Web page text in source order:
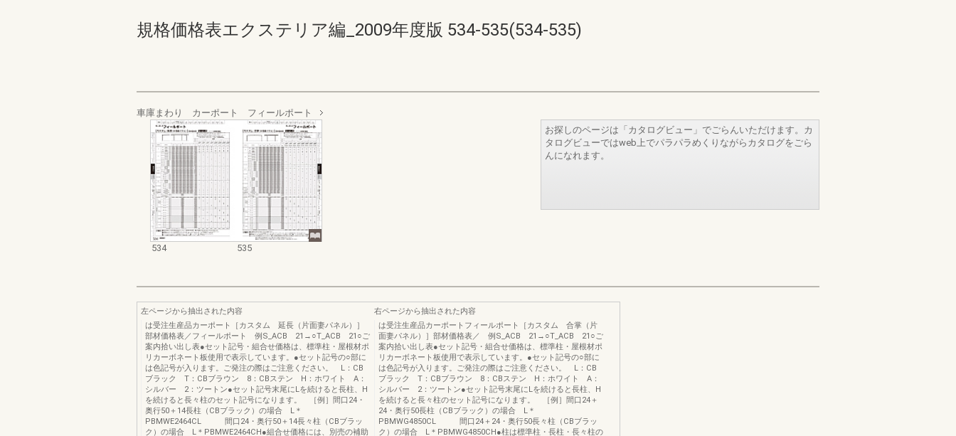
規格価格表エクステリア編_2009年度版 534-535(534-535)
車庫まわり カーポート フィールポート
534 535
お探しのページは「カタログビュー」でごらんいただけます。カ
タログビューではweb上でパラパラめくりながらカタログをごら
んになれます。
左ページから抽出された内容
は受注生産品カーポート［カスタム 延長（片面妻パネル）］
部材価格表／フィールポート 例S_ACB 21→○T_ACB 21○ご
案内拾い出し表●セット記号・組合せ価格は、標準柱・屋根材ポ
リカーボネート板使用で表示しています。●セット記号の○部に
は色記号が入ります。ご発注の際はご注意ください。 L：CB
ブラック T：CBブラウン 8：CBステン H：ホワイト A：
シルバー 2：ツートン●セット記号末尾にLを続けると長柱、H
を続けると長々柱のセット記号になります。 ［例］間口24・
奥行50＋14長柱（CBブラック）の場合 L＊
PBMWE2464CL 間口24・奥行50＋14長々柱（CBブラッ
ク）の場合 L＊PBMWE2464CH●組合せ価格には、別売の補助
右ページから抽出された内容
は受注生産品カーポートフィールポート［カスタム 合掌（片
面妻パネル）］部材価格表／ 例S_ACB 21→○T_ACB 21○ご
案内拾い出し表●セット記号・組合せ価格は、標準柱・屋根材ポ
リカーボネート板使用で表示しています。●セット記号の○部に
は色記号が入ります。ご発注の際はご注意ください。 L：CB
ブラック T：CBブラウン 8：CBステン H：ホワイト A：
シルバー 2：ツートン●セット記号末尾にLを続けると長柱、H
を続けると長々柱のセット記号になります。 ［例］間口24＋
24・奥行50長柱（CBブラック）の場合 L＊
PBMWG4850CL 間口24＋24・奥行50長々柱（CBブラッ
ク）の場合 L＊PBMWG4850CH●柱は標準柱・長柱・長々柱の